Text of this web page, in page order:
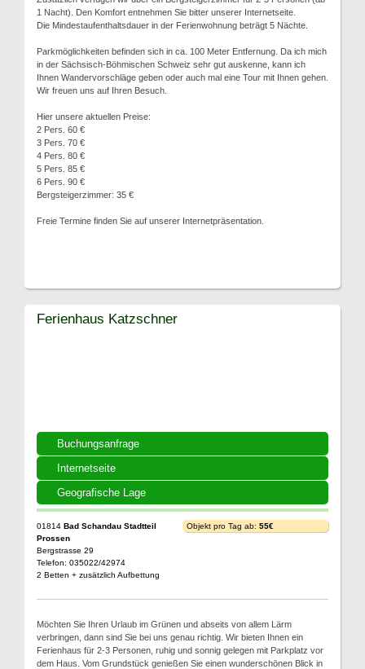
1 Nacht). Den Komfort entnehmen Sie bitter unserer Internetseite.
Die Mindestaufenthaltsdauer in der Ferienwohnung beträgt 5 Nächte.
Parkmöglichkeiten befinden sich in ca. 100 Meter Entfernung. Da ich mich
in der Sächsisch-Böhmischen Schweiz sehr gut auskenne, kann ich
Ihnen Wandervorschläge geben oder auch mal eine Tour mit Ihnen gehen.
Wir freuen uns auf Ihren Besuch.
Hier unsere aktuellen Preise:
2 Pers. 60 €
3 Pers. 70 €
4 Pers. 80 €
5 Pers. 85 €
6 Pers. 90 €
Bergsteigerzimmer: 35 €
Freie Termine finden Sie auf unserer Internetpräsentation.
Buchungsanfrage
Internetseite
Geografische Lage
Ferienhaus Katzschner
01814 Bad Schandau Stadtteil
Prossen
Bergstrasse 29
Telefon: 035022/42974
2 Betten + zusätzlich Aufbettung
Objekt pro Tag ab: 55€
Möchten Sie Ihren Urlaub im Grünen und abseits von allem Lärm
verbringen, dann sind Sie bei uns genau richtig. Wir bieten Ihnen ein
Ferienhaus für 2-3 Personen, ruhig und sonnig gelegen mit Parkplatz vor
dem Haus. Vom Grundstück genießen Sie einen wunderschönen Blick in